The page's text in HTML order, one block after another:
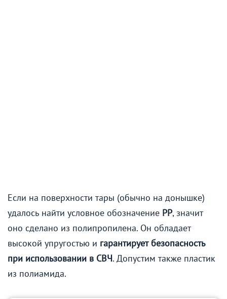
Если на поверхности тары (обычно на донышке)
удалось найти условное обозначение РР, значит
оно сделано из полипропилена. Он обладает
высокой упругостью и гарантирует безопасность
при использовании в СВЧ. Допустим также пластик
из полиамида.